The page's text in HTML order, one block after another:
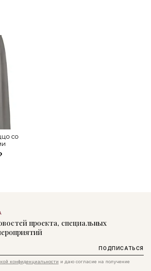
со
проекта, специальных
ПОДПИСАТЬСЯ
конфиденциальности и даю согласие на получение